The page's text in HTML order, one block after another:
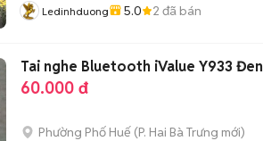
Ledinhduong 5.0 2 đã bán
Tai nghe Bluetooth iValue Y933 Đen
60.000 đ
Phường Phố Huế (P. Hai Bà Trưng mới)